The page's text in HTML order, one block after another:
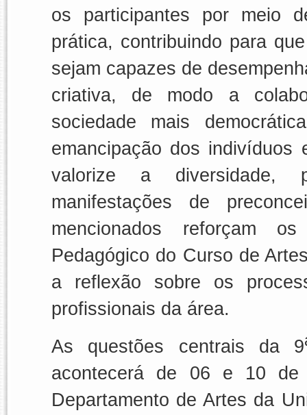
os participantes por meio
prática, contribuindo para
sejam capazes de
criativa, de modo a
sociedade mais
emancipação dos
valorize a diversidade,
manifestações de
mencionados reforçam
Pedagógico do Curso de
a reflexão sobre os
profissionais da área.
As questões centrais da 9
acontecerá de 06 e 10
Departamento de Artes da